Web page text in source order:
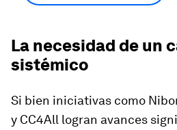
La necesidad de un
sistémico
Si bien iniciativas como
y CC4All logran avances